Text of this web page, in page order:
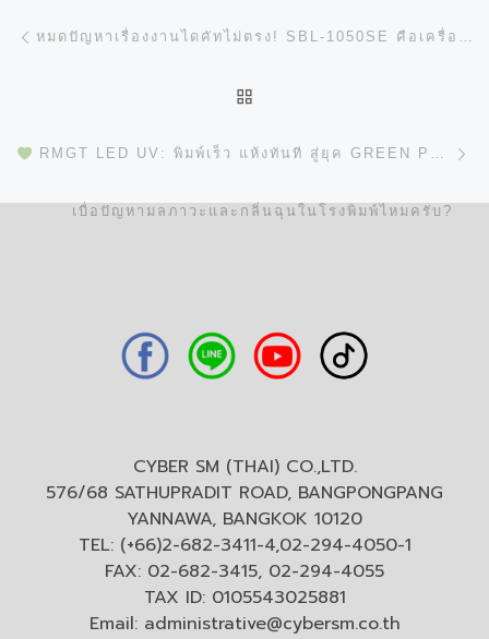
การนำทางของเรื่อง หมดปัญหาเรื่องงานไดคัทไม่ตรง! SBL-1050SE คือเครื่องตัดไดคัทที่อัดแน่นไปด้วยประสิทธิภาพสูงสุด
RMGT LED UV: พิมพ์เร็ว แห้งทันที สู่ยุค GREEN PRINTING อย่างแท้จริง!
เบื่อปัญหามลภาวะและกลิ่นฉุนในโรงพิมพ์ไหมครับ?
CYBER SM (THAI) CO.,LTD.
576/68 SATHUPRADIT ROAD, BANGPONGPANG
YANNAWA, BANGKOK 10120
TEL: (+66)2-682-3411-4,02-294-4050-1
FAX: 02-682-3415, 02-294-4055
TAX ID: 0105543025881
Email: administrative@cybersm.co.th